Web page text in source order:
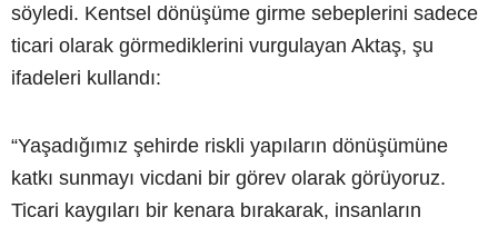
söyledi. Kentsel dönüşüme girme sebeplerini sadece
ticari olarak görmediklerini vurgulayan Aktaş, şu
ifadeleri kullandı:
“Yaşadığımız şehirde riskli yapıların dönüşümüne
katkı sunmayı vicdani bir görev olarak görüyoruz.
Ticari kaygıları bir kenara bırakarak, insanların